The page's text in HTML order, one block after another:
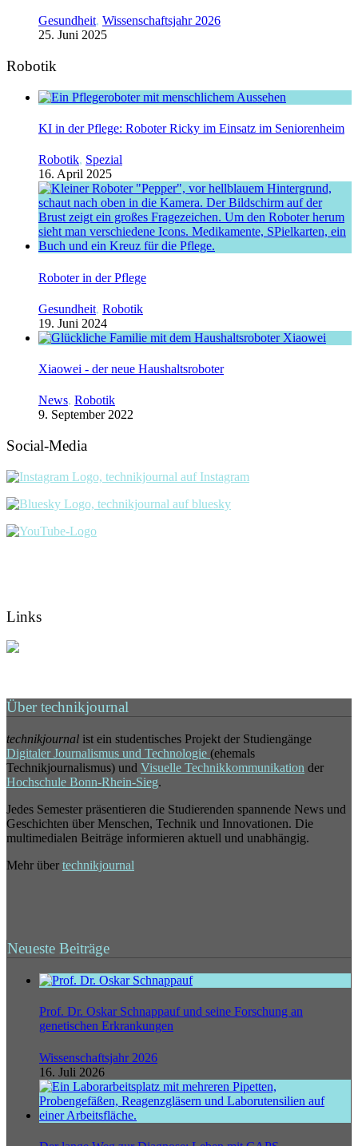
Gesundheit, Wissenschaftsjahr 2026
25. Juni 2025
Robotik
KI in der Pflege: Roboter Ricky im Einsatz im Seniorenheim
Robotik, Spezial
16. April 2025
Roboter in der Pflege
Gesundheit, Robotik
19. Juni 2024
Xiaowei - der neue Haushaltsroboter
News, Robotik
9. September 2022
Social-Media
Links
Über technikjournal
technikjournal ist ein studentisches Projekt der Studiengänge
Digitaler Journalismus und Technologie (ehemals
Technikjournalismus) und Visuelle Technikkommunikation der
Hochschule Bonn-Rhein-Sieg.
Jedes Semester präsentieren die Studierenden spannende News und
Geschichten über Menschen, Technik und Innovationen. Die
multimedialen Beiträge informieren aktuell und unabhängig.
Mehr über technikjournal
Neueste Beiträge
Prof. Dr. Oskar Schnappauf und seine Forschung an
genetischen Erkrankungen
Wissenschaftsjahr 2026
16. Juli 2026